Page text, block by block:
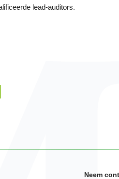
lead-auditors.
Neem